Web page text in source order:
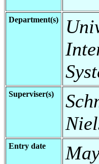
Department(s)
Superviser(s)
Entry date